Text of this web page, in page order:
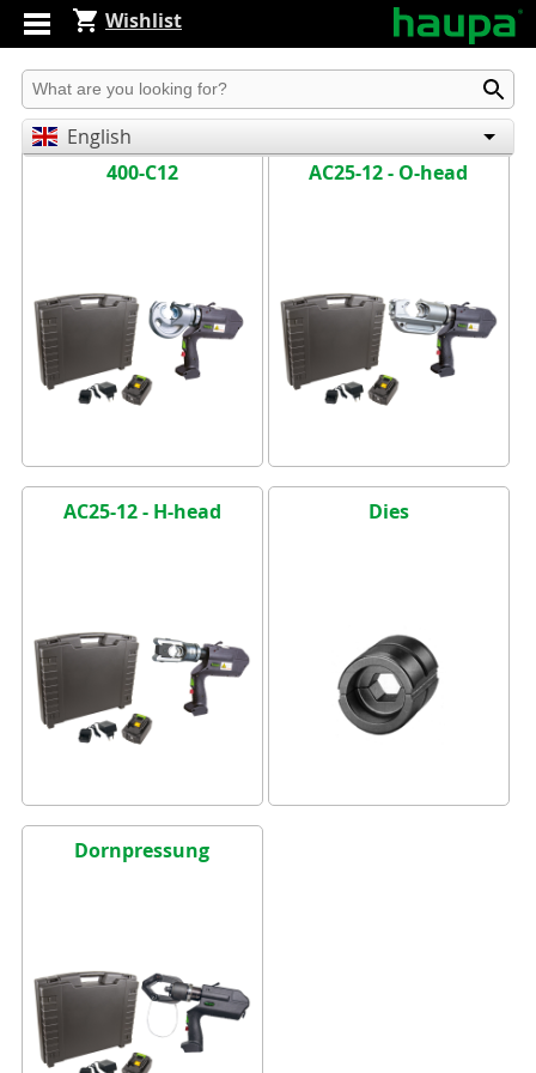
Wishlist
Produkt suchen
English
Deutsch
400-C12 AC25-12 - O-head
AC25-12 - H-head Dies
Dornpressung